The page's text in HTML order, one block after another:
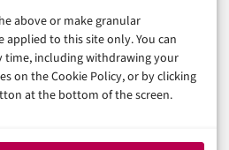
above or make granular
applied to this site only. You can
time, including withdrawing your
on the Cookie Policy, or by clicking
at the bottom of the screen.